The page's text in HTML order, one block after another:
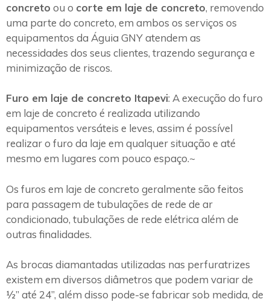
concreto ou o corte em laje de concreto, removendo
uma parte do concreto, em ambos os serviços os
equipamentos da Águia GNY atendem as
necessidades dos seus clientes, trazendo segurança e
minimização de riscos.
Furo em laje de concreto Itapevi: A execução do furo
em laje de concreto é realizada utilizando
equipamentos versáteis e leves, assim é possível
realizar o furo da laje em qualquer situação e até
mesmo em lugares com pouco espaço.~
Os furos em laje de concreto geralmente são feitos
para passagem de tubulações de rede de ar
condicionado, tubulações de rede elétrica além de
outras finalidades.
As brocas diamantadas utilizadas nas perfuratrizes
existem em diversos diâmetros que podem variar de
½” até 24”, além disso pode-se fabricar sob medida, de